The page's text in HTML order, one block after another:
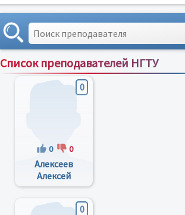
Список преподавателей НГТУ
Сортировка по:имени
0
0 0
Алексеев
Алексей
Вениаминович
0